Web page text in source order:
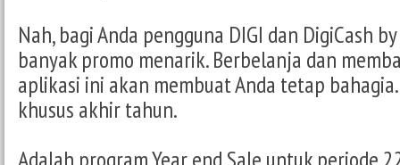
Nah, bagi Anda pengguna DIGI dan DigiCash
banyak promo menarik. Berbelanja dan
aplikasi ini akan membuat Anda tetap
khusus akhir tahun.
Adalah program Year end Sale untuk periode